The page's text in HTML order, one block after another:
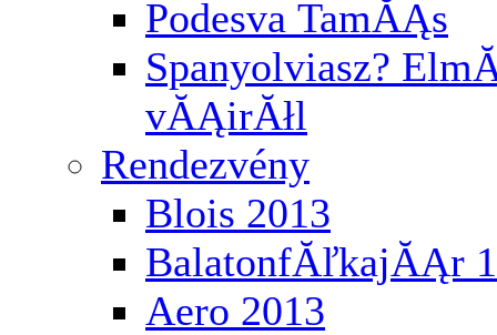
Podesva TamĂĄs
Spanyolviasz?
vĂĄirĂłl
Rendezvény
Blois 2013
BalatonfĂľkajĂĄr
Aero 2013